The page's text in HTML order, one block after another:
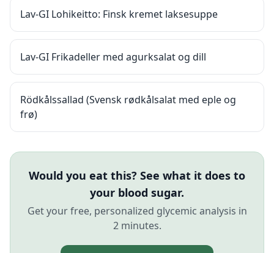
Lav-GI Lohikeitto: Finsk kremet laksesuppe
Lav-GI Frikadeller med agurksalat og dill
Rödkålssallad (Svensk rødkålsalat med eple og
frø)
Would you eat this? See what it does to
your blood sugar.
Get your free, personalized glycemic analysis in
2 minutes.